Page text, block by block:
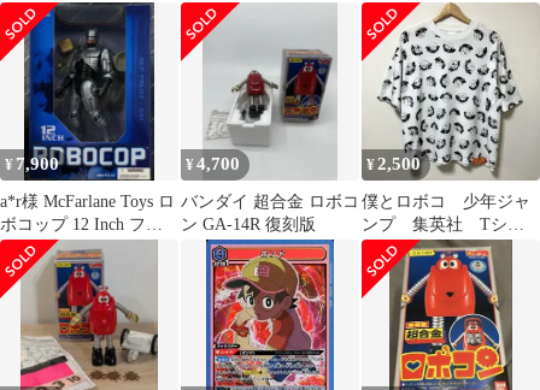
コン GA-14R
¥ 7,900
a*r様 McFarlane Toys ロ
ボコップ 12 Inch フィ
ギュア
¥4,700
バンダイ 超合金 ロボコ
ン GA-14R 復刻版
¥2,500
僕とロボコ 少年ジャ
ンプ 集英社 Tシャ
ツ 白 ホワイト 半
袖 夏 ロボコ